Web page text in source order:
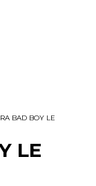
BAD BOY LE
LE